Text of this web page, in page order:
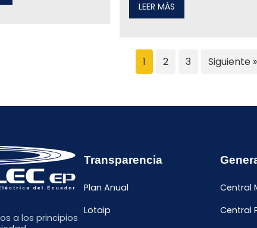
LEER MÁS
1 2 3 Siguiente »
a los principios
Transparencia
Plan Anual
Lotaip
Central
Central